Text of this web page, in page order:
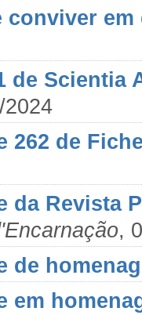
conviver
de Scientia
2024
262 de
da Revista
,
de
em